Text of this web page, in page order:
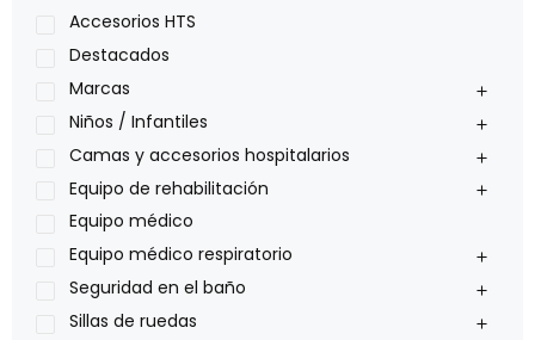
Lumex
Medical Store
Nidek
Oxiplus
Philips
Pride
Roho
Sillas de ruedas Everest Jennings
Stealth products
Xiehe Medical
Accesorios HTS
Destacados
Marcas
Niños / Infantiles
Camas y accesorios hospitalarios
Equipo de rehabilitación
Equipo médico
Equipo médico respiratorio
Seguridad en el baño
Sillas de ruedas